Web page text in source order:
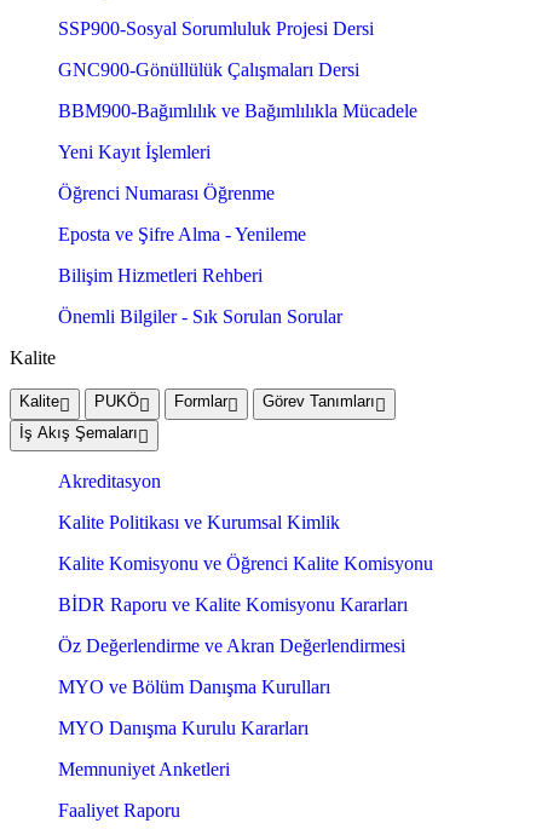
SSP900-Sosyal Sorumluluk Projesi Dersi
GNC900-Gönüllülük Çalışmaları Dersi
BBM900-Bağımlılık ve Bağımlılıkla Mücadele
Yeni Kayıt İşlemleri
Öğrenci Numarası Öğrenme
Eposta ve Şifre Alma - Yenileme
Bilişim Hizmetleri Rehberi
Önemli Bilgiler - Sık Sorulan Sorular
Kalite
Kalite PUKÖ Formlar
Görev Tanımları
İş Akış Şemaları
Akreditasyon
Kalite Politikası ve Kurumsal Kimlik
Kalite Komisyonu ve Öğrenci Kalite Komisyonu
BİDR Raporu ve Kalite Komisyonu Kararları
Öz Değerlendirme ve Akran Değerlendirmesi
MYO ve Bölüm Danışma Kurulları
MYO Danışma Kurulu Kararları
Memnuniyet Anketleri
Faaliyet Raporu